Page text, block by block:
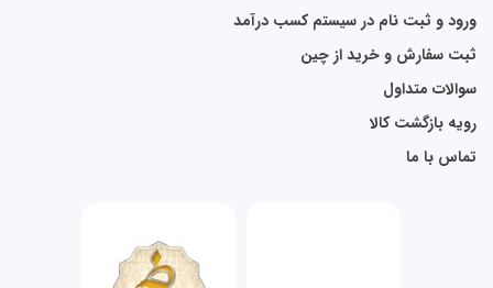
ورود و ثبت نام در سیستم کسب درآمد
ثبت سفارش و خرید از چین
سوالات متداول
رویه بازگشت کالا
تماس با ما